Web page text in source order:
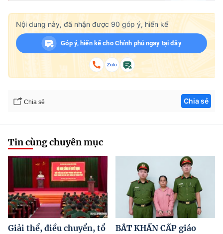
Nội dung này, đã nhận được 90 góp ý, hiến kế
Góp ý, hiến kế cho Chính phủ ngay tại đây
Chia sẻ Chia sẻ
Tin cùng chuyên mục
Giải thể, điều chuyển, tổ
BẮT KHẨN CẤP giáo